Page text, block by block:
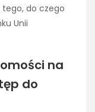
do czego
Unii
na
do